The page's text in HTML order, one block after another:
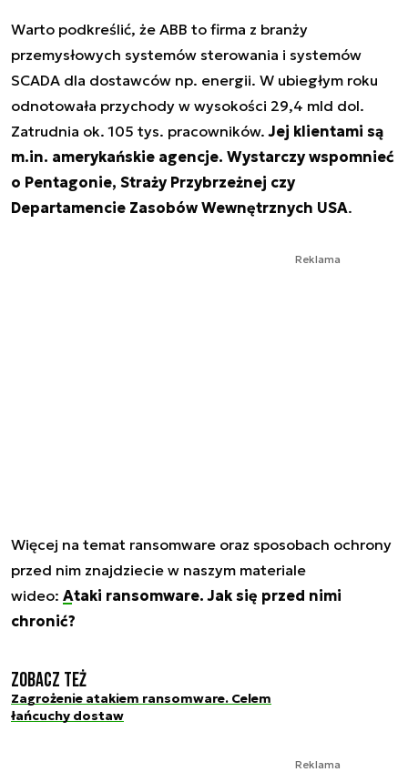
Warto podkreślić, że ABB to firma z branży
przemysłowych systemów sterowania i systemów
SCADA dla dostawców np. energii. W ubiegłym roku
odnotowała przychody w wysokości 29,4 mld dol.
Zatrudnia ok. 105 tys. pracowników.Jej klientami są
m.in. amerykańskie agencje. Wystarczy wspomnieć
o Pentagonie, Straży Przybrzeżnej czy
Departamencie Zasobów Wewnętrznych USA.
Reklama
Więcej na temat ransomware oraz sposobach ochrony
przed nim znajdziecie w naszym materiale
wideo: Ataki ransomware. Jak się przed nimi
chronić?
Zobacz też
Zagrożenie atakiem ransomware. Celem
łańcuchy dostaw
Reklama